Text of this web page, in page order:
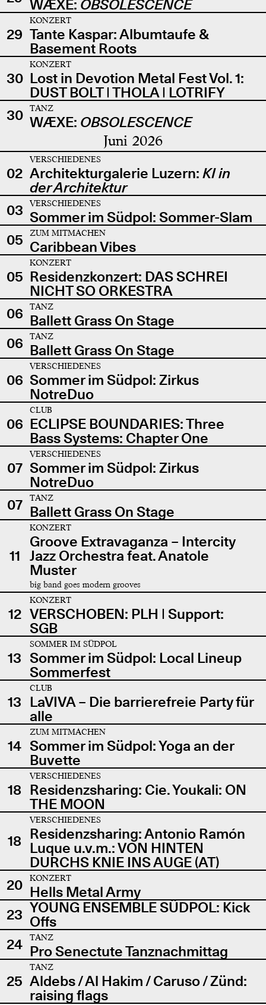
WÆXE: OBSOLESCENCE
29
KONZERT
Tante Kaspar: Albumtaufe &
Basement Roots
30
KONZERT
Lost in Devotion Metal Fest Vol. 1:
DUST BOLT | THOLA | LOTRIFY
30
TANZ
WÆXE: OBSOLESCENCE
Juni 2026
02
VERSCHIEDENES
Architekturgalerie Luzern: KI in
der Architektur
03
VERSCHIEDENES
Sommer im Südpol: Sommer-Slam
05
ZUM MITMACHEN
Caribbean Vibes
05
KONZERT
Residenzkonzert: DAS SCHREI
NICHT SO ORKESTRA
06
TANZ
Ballett Grass On Stage
06
TANZ
Ballett Grass On Stage
06
VERSCHIEDENES
Sommer im Südpol: Zirkus
NotreDuo
06
CLUB
ECLIPSE BOUNDARIES: Three
Bass Systems: Chapter One
07
VERSCHIEDENES
Sommer im Südpol: Zirkus
NotreDuo
07
TANZ
Ballett Grass On Stage
11
KONZERT
Groove Extravaganza – Intercity
Jazz Orchestra feat. Anatole
Muster
big band goes modern grooves
12
KONZERT
VERSCHOBEN: PLH | Support:
SGB
13
SOMMER IM SÜDPOL
Sommer im Südpol: Local Lineup
Sommerfest
13
CLUB
LaVIVA – Die barrierefreie Party für
alle
14
ZUM MITMACHEN
Sommer im Südpol: Yoga an der
Buvette
18
VERSCHIEDENES
Residenzsharing: Cie. Youkali: ON
THE MOON
18
VERSCHIEDENES
Residenzsharing: Antonio Ramón
Luque u.v.m.: VON HINTEN
DURCHS KNIE INS AUGE (AT)
20
KONZERT
Hells Metal Army
23 YOUNG ENSEMBLE SÜDPOL: Kick
Offs
24
TANZ
Pro Senectute Tanznachmittag
25
TANZ
Aldebs / Al Hakim / Caruso / Zünd:
raising flags